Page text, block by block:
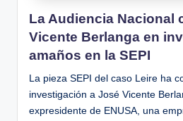
La Audiencia Nacional
Vicente Berlanga en
amaños en la SEPI
La pieza SEPI del caso Leire ha
investigación a José Vicente
expresidente de ENUSA, una